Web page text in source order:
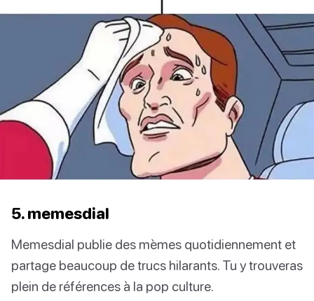
5. memesdial
Memesdial publie des mèmes quotidiennement et
partage beaucoup de trucs hilarants. Tu y trouveras
plein de références à la pop culture.